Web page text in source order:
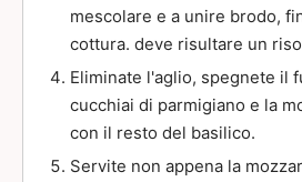
mescolare e a unire brodo,
cottura. deve risultare un
Eliminate l'aglio, spegnete il
cucchiai di parmigiano e la
con il resto del basilico.
Servite non appena la